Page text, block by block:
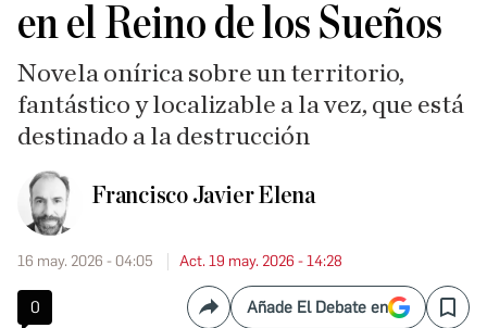
en el Reino de los Sueños
Novela onírica sobre un territorio,
fantástico y localizable a la vez, que está
destinado a la destrucción
Francisco Javier Elena
16 may. 2026 - 04:05 Act. 19 may. 2026 - 14:28
0 CompartirAñade El Debate en Save